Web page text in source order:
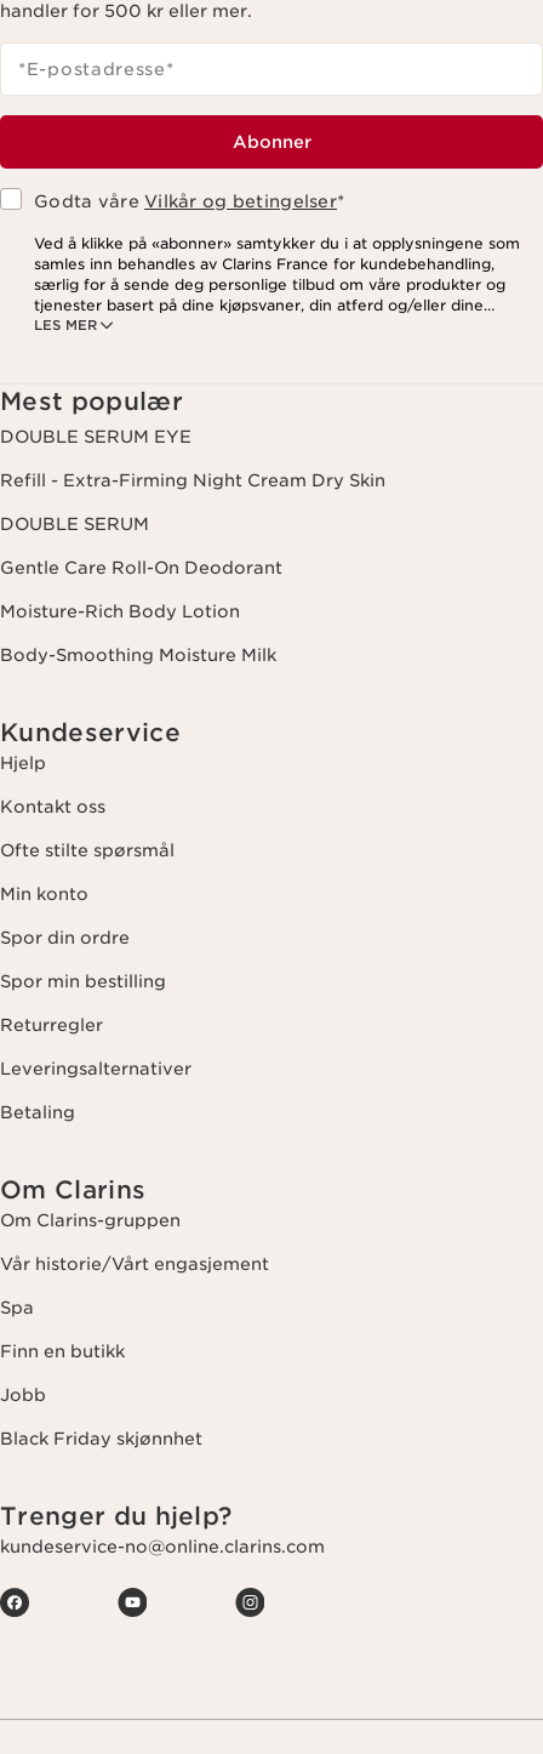
handler for 500 kr eller mer.
*E-postadresse*
Abonner
Godta våreVilkår og betingelser*
LES MER
Ved å klikke på «abonner» samtykker du i at opplysningene som
samles inn behandles av Clarins France for kundebehandling,
særlig for å sende deg personlige tilbud om våre produkter og
tjenester basert på dine kjøpsvaner, din atferd og/eller dine
interesser, inkludert visning på sosiale medier og
avmeldingslenken i hvert nyhetsbrev. For mer informasjon om
hvordan vi behandler dine data og dine rettigheter, vennligst se
vår personvernerklæring
Mest populær
DOUBLE SERUM EYE
Refill - Extra-Firming Night Cream Dry Skin
DOUBLE SERUM
Gentle Care Roll-On Deodorant
Moisture-Rich Body Lotion
Body-Smoothing Moisture Milk
Kundeservice
Hjelp
Kontakt oss
Ofte stilte spørsmål
Min konto
Spor din ordre
Spor min bestilling
Returregler
Leveringsalternativer
Betaling
Om Clarins
Om Clarins-gruppen
Vår historie/Vårt engasjement
Spa
Finn en butikk
Jobb
Black Friday skjønnhet
Trenger du hjelp?
kundeservice-no@online.clarins.com